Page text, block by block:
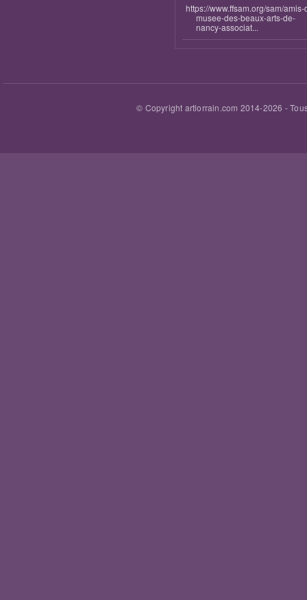
https://www.ffsam.org/sam/amis-
musee-des-beaux-arts-de-
nancy-associat...
© Copyright artlorrain.com 2014-2026 -